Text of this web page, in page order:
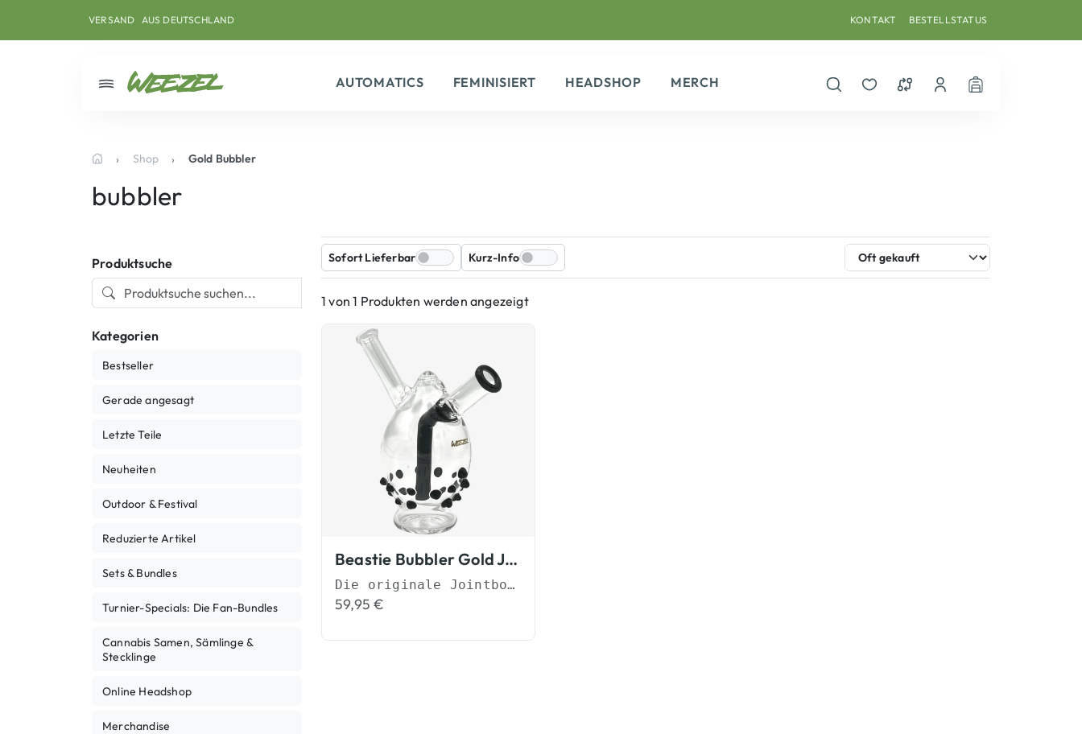
VERSAND AUS DEUTSCHLAND KONTAKT BESTELLSTATUS
AUTOMATICS FEMINISIERT HEADSHOP
MERCH
Shop Gold Bubbler
bubbler
Produktsuche
Kategorien
Bestseller
Gerade angesagt
Letzte Teile
Neuheiten
Outdoor & Festival
Reduzierte Artikel
Sets & Bundles
Turnier-Specials: Die Fan-Bundles
Cannabis Samen, Sämlinge &
Stecklinge
Online Headshop
Merchandise
Sofort Lieferbar Kurz-Info
1 von 1 Produkten werden angezeigt
Beastie Bubbler Gold Joint Bubbler
Die originale Jointbong im Handformat
59,95€